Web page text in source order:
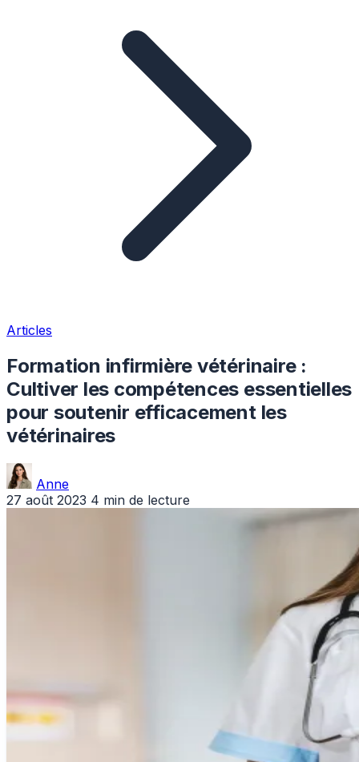
Articles
Formation infirmière vétérinaire :
Cultiver les compétences essentielles
pour soutenir efficacement les
vétérinaires
Anne
27 août 2023 4 min de lecture